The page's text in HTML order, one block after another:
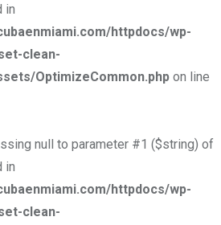
in
httpdocs/wp-
clean-
OptimizeCommon.php on line
null to parameter #1 ($string) of
in
httpdocs/wp-
clean-